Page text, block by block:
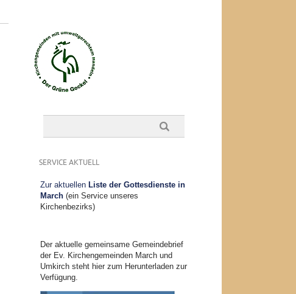
SERVICE AKTUELL
Zur aktuellen Liste der Gottesdienste in
March(ein Service unseres
Kirchenbezirks)
Der aktuelle gemeinsame Gemeindebrief
der Ev. Kirchengemeinden March und
Umkirch steht hier zum Herunterladen zur
Verfügung.